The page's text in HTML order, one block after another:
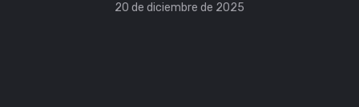
20 de diciembre de 2025